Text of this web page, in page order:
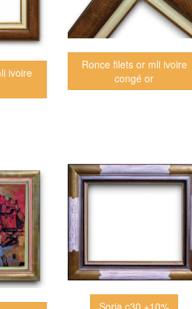
ivoire
Ronce filets or mli ivoire
congé or
Soria c30 +10%